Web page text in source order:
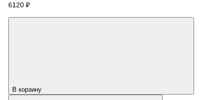
6120 ₽
В корзину